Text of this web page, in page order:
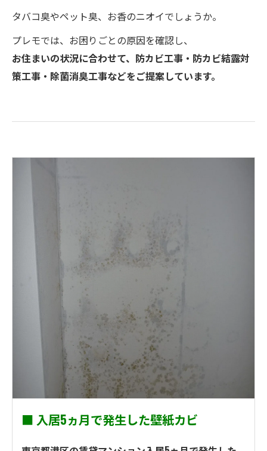
タバコ臭やペット臭、お香のニオイでしょうか。
プレモでは、お困りごとの原因を確認し、
お住まいの状況に合わせて、防カビ工事・防カビ結露対
策工事・除菌消臭工事などをご提案しています。
■ 入居5ヵ月で発生した壁紙カビ